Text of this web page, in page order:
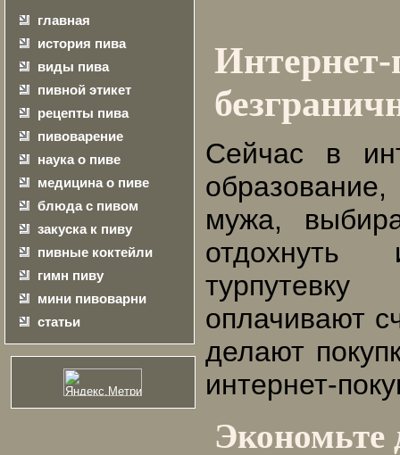
главная
история пива
виды пива
пивной этикет
рецепты пива
пивоварение
наука о пиве
медицина о пиве
блюда с пивом
закуска к пиву
пивные коктейли
гимн пиву
мини пивоварни
статьи
Сейчас в
мужа,
оплачивают
делают
интернет-
Экономьте